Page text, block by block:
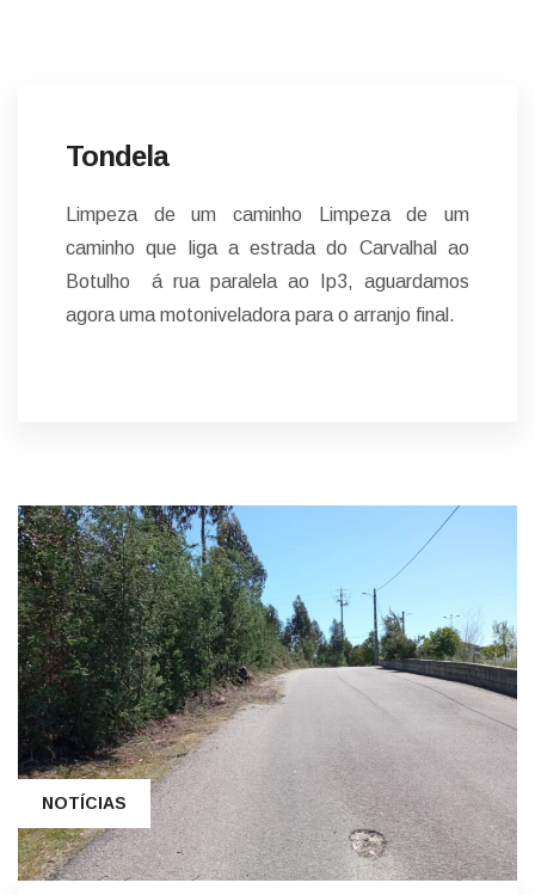
Tondela
Limpeza de um caminho Limpeza de um
caminho que liga a estrada do Carvalhal ao
Botulho á rua paralela ao Ip3, aguardamos
agora uma motoniveladora para o arranjo final.
NOTÍCIAS